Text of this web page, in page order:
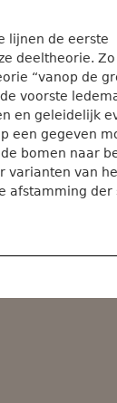
lijnen de eerste
deeltheorie.
“vanop de
voorste
en geleidelijk
een gegeven
bomen naar
varianten van
afstamming der